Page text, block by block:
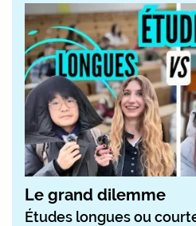
Le grand dilemme
Études longues ou